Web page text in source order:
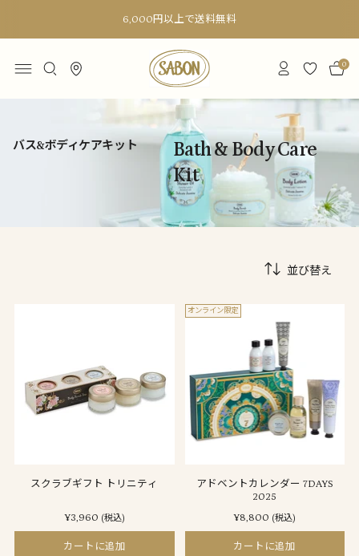
6,000円以上で送料無料
0
バス&ボディケアキット
Bath & Body Care
Kit
並び替え
スクラブギフト トリニティ
¥3,960 (税込)
カートに追加
オンライン限定
アドベントカレンダー 7DAYS
2025
¥8,800 (税込)
カートに追加